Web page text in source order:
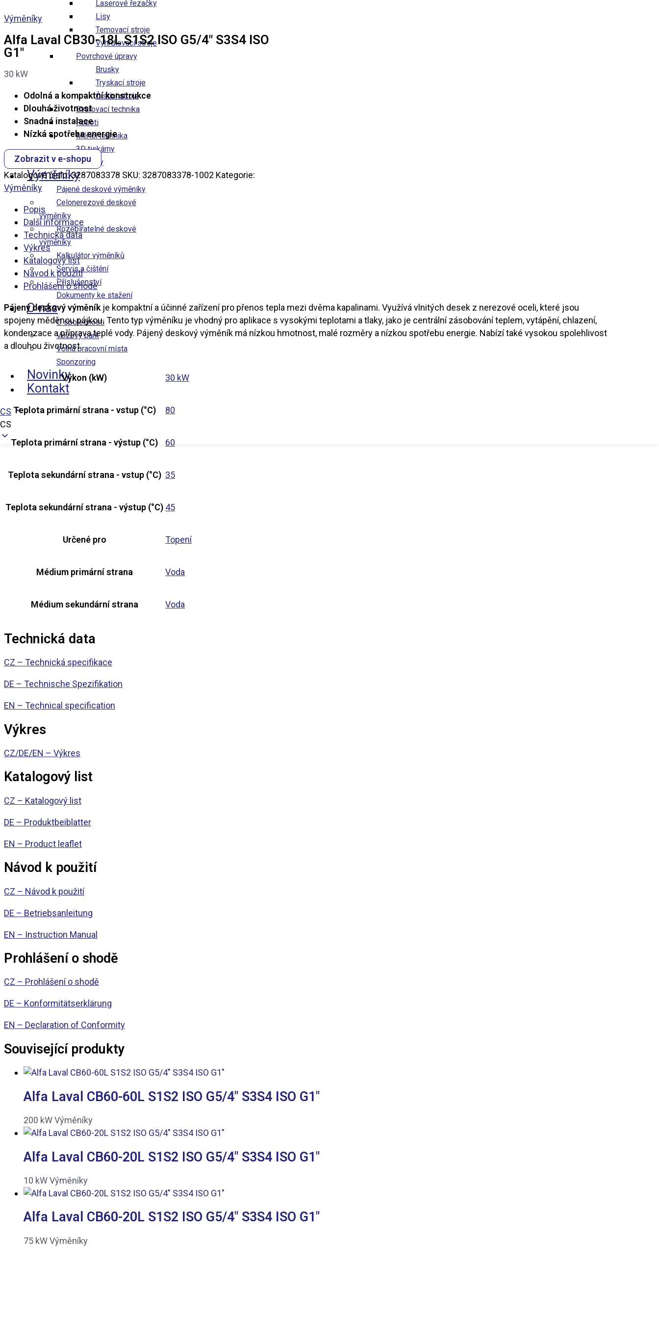
Laserové řezačky
Lisy
Temovací stroje
Vyhrdlovací stroje
Povrchové úpravy
Brusky
Tryskací stroje
Čistící stroje
Svařovací technika
Roboti
Měřící technika
3D tiskárny
Obráběné díly
Výměníky
Pájené deskové výměníky
Celonerezové deskové​
výměníky
Rozebíratelné deskové
výměníky
Kalkulátor výměníků
Servis a čištění
Příslušenství
Dokumenty ke stažení
O nás
O společnosti
Vozový park
Volná pracovní místa
Sponzoring
Novinky
Kontakt
CS
CS
Výměníky
Alfa Laval CB30-18L S1S2 ISO G5/4″ S3S4 ISO
G1″
30 kW
Odolná a kompaktní konstrukce
Dlouhá životnost
Snadná instalace
Nízká spotřeba energie
Zobrazit v e-shopu
Katalogové číslo: 3287083378 SKU: 3287083378-1002 Kategorie:
Výměníky
Popis
Další informace
Technická data
Výkres
Katalogový list
Návod k použití
Prohlášení o shodě
Pájený deskový výměníkje kompaktní a účinné zařízení pro přenos tepla mezi dvěma kapalinami. Využívá vlnitých desek z nerezové oceli, které jsou
spojeny měděnou pájkou. Tento typ výměníku je vhodný pro aplikace s vysokými teplotami a tlaky, jako je centrální zásobování teplem, vytápění, chlazení,
kondenzace a příprava teplé vody. Pájený deskový výměník má nízkou hmotnost, malé rozměry a nízkou spotřebu energie. Nabízí také vysokou spolehlivost
a dlouhou životnost.
Výkon (kW) 30 kW
Teplota primární strana - vstup (°C) 80
Teplota primární strana - výstup (°C) 60
Teplota sekundární strana - vstup (°C) 35
Teplota sekundární strana - výstup (°C) 45
Určené pro Topení
Médium primární strana Voda
Médium sekundární strana Voda
Technická data
CZ – Technická specifikace
DE – Technische Spezifikation
EN – Technical specification
Výkres
CZ/DE/EN – Výkres
Katalogový list
CZ – Katalogový list
DE – Produktbeiblatter
EN – Product leaflet
Návod k použití
CZ – Návod k použití
DE – Betriebsanleitung
EN – Instruction Manual
Prohlášení o shodě
CZ – Prohlášení o shodě
DE – Konformitätserklärung
EN – Declaration of Conformity
Související produkty
Alfa Laval CB60-60L S1S2 ISO G5/4″ S3S4 ISO G1″
200 kWVýměníky
Alfa Laval CB60-20L S1S2 ISO G5/4″ S3S4 ISO G1″
10 kWVýměníky
Alfa Laval CB60-20L S1S2 ISO G5/4″ S3S4 ISO G1″
75 kWVýměníky